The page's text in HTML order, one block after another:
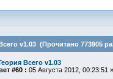
v1.03 (Прочитано 773905
Всего v1.03
#60 : 05 Августа 2012, 00:23:51 »